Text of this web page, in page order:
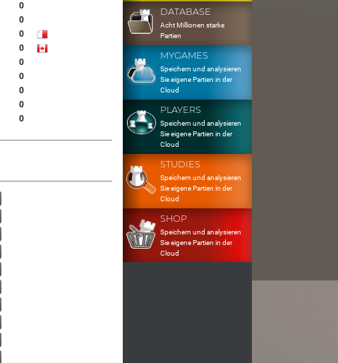
0
0
0
0
0
0
0
0
0
DATABASE
Acht Millionen starke
Partien
MYGAMES
Speichern und analysieren
Sie eigene Partien in der
Cloud
PLAYERS
Speichern und analysieren
Sie eigene Partien in der
Cloud
STUDIES
Speichern und analysieren
Sie eigene Partien in der
Cloud
SHOP
Speichern und analysieren
Sie eigene Partien in der
Cloud